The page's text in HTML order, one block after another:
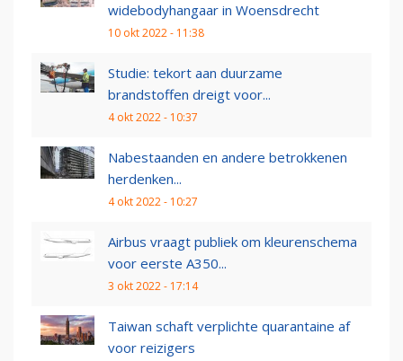
widebodyhangaar in Woensdrecht
10 okt 2022 - 11:38
Studie: tekort aan duurzame
brandstoffen dreigt voor...
4 okt 2022 - 10:37
Nabestaanden en andere betrokkenen
herdenken...
4 okt 2022 - 10:27
Airbus vraagt publiek om kleurenschema
voor eerste A350...
3 okt 2022 - 17:14
Taiwan schaft verplichte quarantaine af
voor reizigers